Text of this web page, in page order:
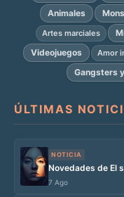
Animales
Artes marciales
Videojuegos
Amor
Gangsters
ÚLTIMAS
NOTICIA
Novedades de El
7 Ago